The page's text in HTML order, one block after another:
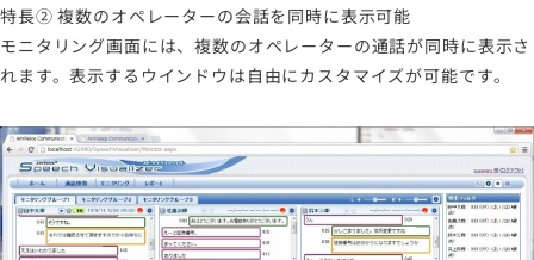
特長② 複数のオペレーターの会話を同時に表示可能
モニタリング画面には、複数のオペレーターの通話が同時に表示さ
れます。表示するウインドウは自由にカスタマイズが可能です。